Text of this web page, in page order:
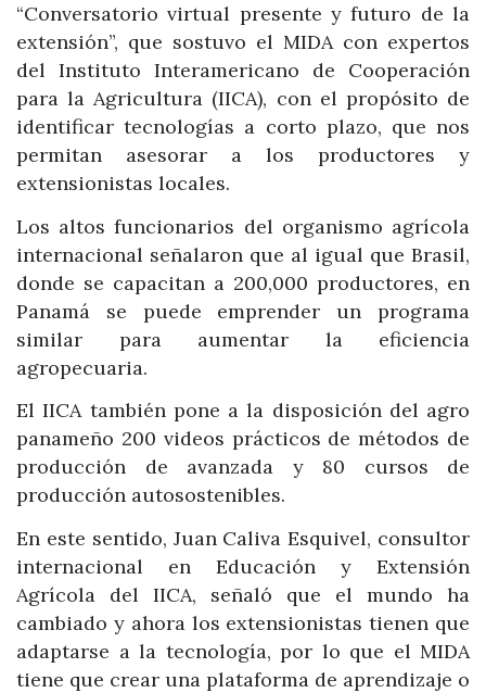
“Conversatorio virtual presente y futuro de la
extensión”, que sostuvo el MIDA con expertos
del Instituto Interamericano de Cooperación
para la Agricultura (IICA), con el propósito de
identificar tecnologías a corto plazo, que nos
permitan asesorar a los productores y
extensionistas locales.
Los altos funcionarios del organismo agrícola
internacional señalaron que al igual que Brasil,
donde se capacitan a 200,000 productores, en
Panamá se puede emprender un programa
similar para aumentar la eficiencia
agropecuaria.
El IICA también pone a la disposición del agro
panameño 200 videos prácticos de métodos de
producción de avanzada y 80 cursos de
producción autosostenibles.
En este sentido, Juan Caliva Esquivel, consultor
internacional en Educación y Extensión
Agrícola del IICA, señaló que el mundo ha
cambiado y ahora los extensionistas tienen que
adaptarse a la tecnología, por lo que el MIDA
tiene que crear una plataforma de aprendizaje o